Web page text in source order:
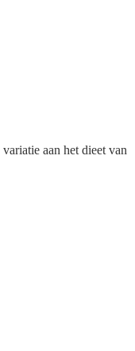
aan het dieet van